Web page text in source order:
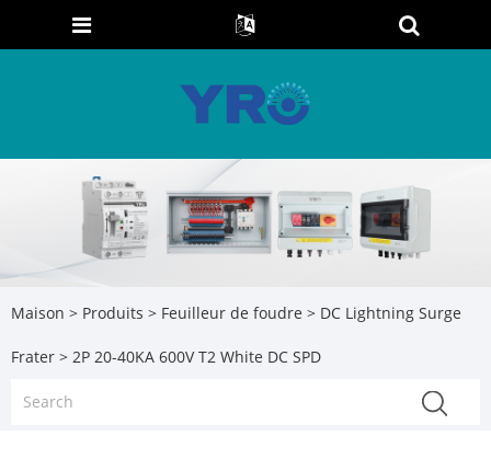
Maison > Produits > Feuilleur de foudre > DC Lightning Surge
Frater > 2P 20-40KA 600V T2 White DC SPD